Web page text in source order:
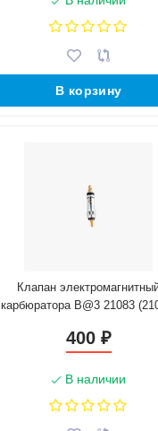
В корзину
Клапан
карбюратора B@3 21083
400 ₽
В наличии